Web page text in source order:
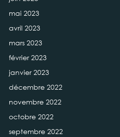
mai 2023
avril 2023
mars 2023
février 2023
janvier 2023
décembre 2022
novembre 2022
octobre 2022
septembre 2022